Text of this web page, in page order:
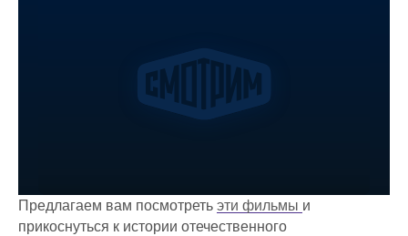
Предлагаем вам посмотреть эти фильмы и
прикоснуться к истории отечественного